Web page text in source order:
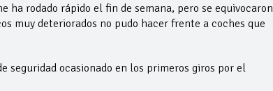
rodado rápido el fin de semana, pero se equivocaron
muy deteriorados no pudo hacer frente a coches que
seguridad ocasionado en los primeros giros por el